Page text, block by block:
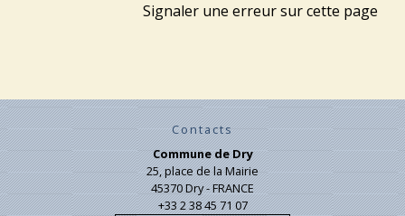
Signaler une erreur sur cette page
Contacts
Commune de Dry
25, place de la Mairie
45370 Dry - FRANCE
+33 2 38 45 71 07